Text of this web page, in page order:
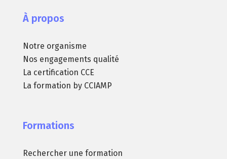
À propos
Notre organisme
Nos engagements qualité
La certification CCE
La formation by CCIAMP
Formations
Rechercher une formation